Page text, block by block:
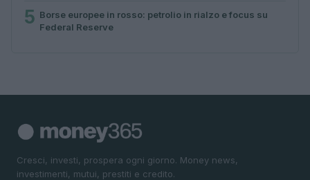
5 Borse europee in rosso: petrolio in rialzo e focus su
Federal Reserve
Cresci, investi, prospera ogni giorno. Money news,
investimenti, mutui, prestiti e credito.